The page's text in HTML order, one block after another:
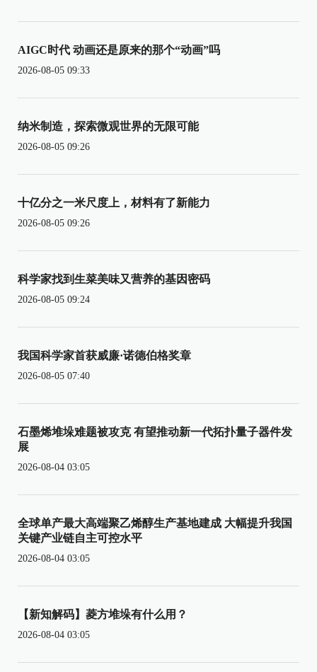
AIGC时代 动画还是原来的那个“动画”吗
2026-08-05 09:33
纳米制造，探索微观世界的无限可能
2026-08-05 09:26
十亿分之一米尺度上，材料有了新能力
2026-08-05 09:26
科学家找到生菜美味又营养的基因密码
2026-08-05 09:24
我国科学家首获威廉·诺德伯格奖章
2026-08-05 07:40
石墨烯堆垛难题被攻克 有望推动新一代拓扑量子器件发
展
2026-08-04 03:05
全球单产最大高端聚乙烯醇生产基地建成 大幅提升我国
关键产业链自主可控水平
2026-08-04 03:05
【新知解码】菱方堆垛有什么用？
2026-08-04 03:05